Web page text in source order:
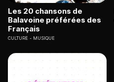
Les 20 chansons de
Balavoine préférées des
Français
CULTURE MUSIQUE